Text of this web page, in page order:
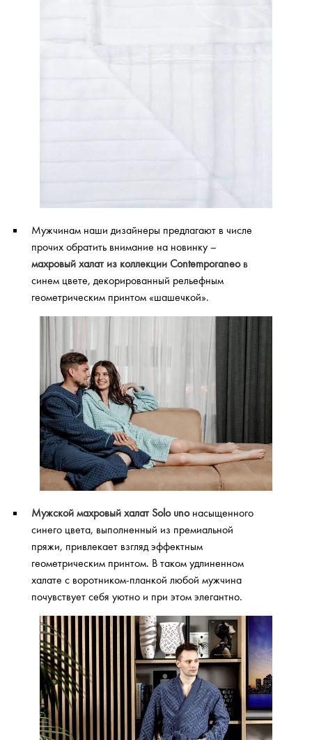
Мужчинам наши дизайнеры предлагают в числе
прочих обратить внимание на новинку –
махровый халат из коллекции Contemporaneoв
синем цвете, декорированный рельефным
геометрическим принтом «шашечкой».
Мужской махровый халат Solo unoнасыщенного
синего цвета, выполненный из премиальной
пряжи, привлекает взгляд эффектным
геометрическим принтом. В таком удлиненном
халате с воротником-планкой любой мужчина
почувствует себя уютно и при этом элегантно.